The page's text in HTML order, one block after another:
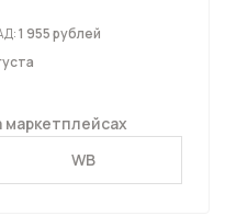
1 955 рублей
WB